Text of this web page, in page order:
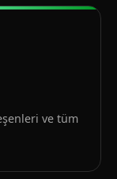
ve tüm